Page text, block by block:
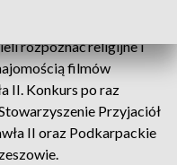
rozpoznać religijne i
filmów
II. Konkurs po raz
Przyjaciół
II oraz Podkarpackie